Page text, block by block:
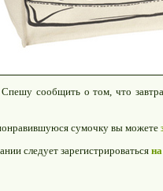
сообщить о том, что
сумочку вы можете
следует зарегистрироваться